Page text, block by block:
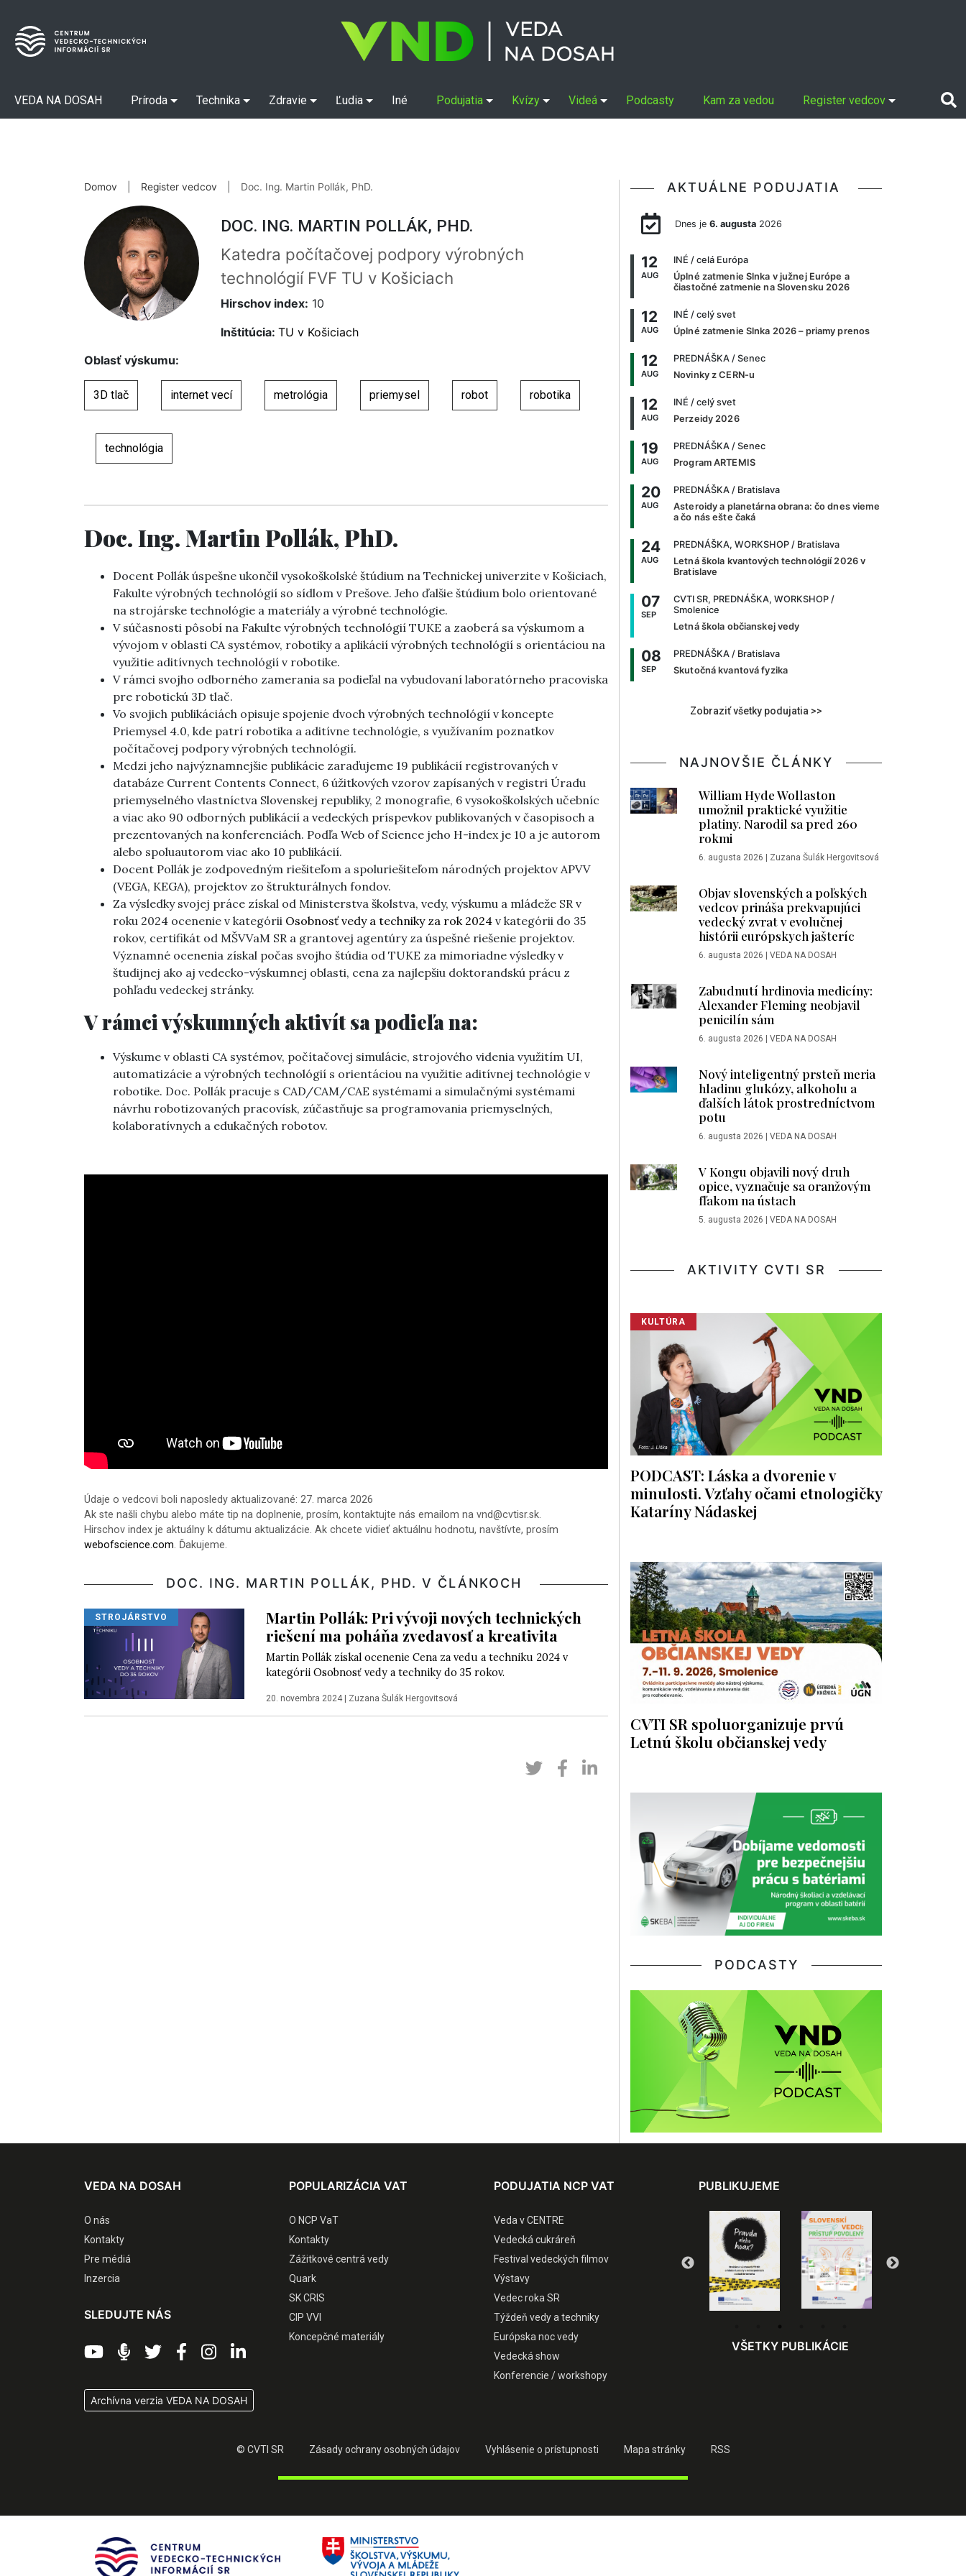
VEDA NA DOSAH Príroda Technika Zdravie Ľudia Iné Podujatia Kvízy Videá Podcasty Kam za vedou Register vedcov
Domov Register vedcov Doc. Ing. Martin Pollák, PhD.
DOC. ING. MARTIN POLLÁK, PHD.
Katedra počítačovej podpory výrobných
technológií FVF TU v Košiciach
Hirschov index: 10
Inštitúcia: TU v Košiciach
Oblasť výskumu:
3D tlač internet vecí metrológia priemysel robot robotika
technológia
Doc. Ing. Martin Pollák, PhD.
Docent Pollák úspešne ukončil vysokoškolské štúdium na Technickej univerzite v Košiciach,
Fakulte výrobných technológií so sídlom v Prešove. Jeho ďalšie štúdium bolo orientované
na strojárske technológie a materiály a výrobné technológie.
V súčasnosti pôsobí na Fakulte výrobných technológií TUKE a zaoberá sa výskumom a
vývojom v oblasti CA systémov, robotiky a aplikácií výrobných technológií s orientáciou na
využitie aditívnych technológií v robotike.
V rámci svojho odborného zamerania sa podieľal na vybudovaní laboratórneho pracoviska
pre robotickú 3D tlač.
Vo svojich publikáciách opisuje spojenie dvoch výrobných technológií v koncepte
Priemysel 4.0, kde patrí robotika a aditívne technológie, s využívaním poznatkov
počítačovej podpory výrobných technológií.
Medzi jeho najvýznamnejšie publikácie zaraďujeme 19 publikácií registrovaných v
databáze Current Contents Connect, 6 úžitkových vzorov zapísaných v registri Úradu
priemyselného vlastníctva Slovenskej republiky, 2 monografie, 6 vysokoškolských učebníc
a viac ako 90 odborných publikácií a vedeckých príspevkov publikovaných v časopisoch a
prezentovaných na konferenciách. Podľa Web of Science jeho H-index je 10 a je autorom
alebo spoluautorom viac ako 10 publikácií.
Docent Pollák je zodpovedným riešiteľom a spoluriešiteľom národných projektov APVV
(VEGA, KEGA), projektov zo štrukturálnych fondov.
Za výsledky svojej práce získal od Ministerstva školstva, vedy, výskumu a mládeže SR v
roku 2024 ocenenie v kategórii Osobnosť vedy a techniky za rok 2024 v kategórii do 35
rokov, certifikát od MŠVVaM SR a grantovej agentúry za úspešné riešenie projektov.
Významné ocenenia získal počas svojho štúdia od TUKE za mimoriadne výsledky v
študijnej ako aj vedecko-výskumnej oblasti, cena za najlepšiu doktorandskú prácu z
pohľadu vedeckej stránky.
V rámci výskumných aktivít sa podieľa na:
Výskume v oblasti CA systémov, počítačovej simulácie, strojového videnia využitím UI,
automatizácie a výrobných technológií s orientáciou na využitie aditívnej technológie v
robotike. Doc. Pollák pracuje s CAD/CAM/CAE systémami a simulačnými systémami
návrhu robotizovaných pracovísk, zúčastňuje sa programovania priemyselných,
kolaboratívnych a edukačných robotov.
Údaje o vedcovi boli naposledy aktualizované: 27. marca 2026
Ak ste našli chybu alebo máte tip na doplnenie, prosím, kontaktujte nás emailom na vnd@cvtisr.sk.
Hirschov index je aktuálny k dátumu aktualizácie. Ak chcete vidieť aktuálnu hodnotu, navštívte, prosím
webofscience.com. Ďakujeme.
DOC. ING. MARTIN POLLÁK, PHD. V ČLÁNKOCH
STROJÁRSTVO
Martin Pollák: Pri vývoji nových technických
riešení ma poháňa zvedavosť a kreativita
Martin Pollák získal ocenenie Cena za vedu a techniku 2024 v
kategórii Osobnosť vedy a techniky do 35 rokov.
20. novembra 2024 Zuzana Šulák Hergovitsová
AKTUÁLNE PODUJATIA
Dnes je 6. augusta2026
12
AUG
INÉ / celá Európa
Úplné zatmenie Slnka v južnej Európe a
čiastočné zatmenie na Slovensku 2026
12
AUG
INÉ / celý svet
Úplné zatmenie Slnka 2026 – priamy prenos
12
AUG
PREDNÁŠKA / Senec
Novinky z CERN-u
12
AUG
INÉ / celý svet
Perzeidy 2026
19
AUG
PREDNÁŠKA / Senec
Program ARTEMIS
20
AUG
PREDNÁŠKA / Bratislava
Asteroidy a planetárna obrana: čo dnes vieme
a čo nás ešte čaká
24
AUG
PREDNÁŠKA, WORKSHOP / Bratislava
Letná škola kvantových technológií 2026 v
Bratislave
07
SEP
CVTI SR, PREDNÁŠKA, WORKSHOP /
Smolenice
Letná škola občianskej vedy
08
SEP
PREDNÁŠKA / Bratislava
Skutočná kvantová fyzika
Zobraziť všetky podujatia >>
NAJNOVŠIE ČLÁNKY
William Hyde Wollaston
umožnil praktické využitie
platiny. Narodil sa pred 260
rokmi
6. augusta 2026 | Zuzana Šulák Hergovitsová
Objav slovenských a poľských
vedcov prináša prekvapujúci
vedecký zvrat v evolučnej
histórii európskych jašteríc
6. augusta 2026 | VEDA NA DOSAH
Zabudnutí hrdinovia medicíny:
Alexander Fleming neobjavil
penicilín sám
6. augusta 2026 | VEDA NA DOSAH
Nový inteligentný prsteň meria
hladinu glukózy, alkoholu a
ďalších látok prostredníctvom
potu
6. augusta 2026 | VEDA NA DOSAH
V Kongu objavili nový druh
opice, vyznačuje sa oranžovým
fľakom na ústach
5. augusta 2026 | VEDA NA DOSAH
AKTIVITY CVTI SR
KULTÚRA
PODCAST: Láska a dvorenie v
minulosti. Vzťahy očami etnologičky
Kataríny Nádaskej
CVTI SR spoluorganizuje prvú
Letnú školu občianskej vedy
PODCASTY
VEDA NA DOSAH
O nás
Kontakty
Pre médiá
Inzercia
SLEDUJTE NÁS
Archívna verzia VEDA NA DOSAH
POPULARIZÁCIA VAT
O NCP VaT
Kontakty
Zážitkové centrá vedy
Quark
SK CRIS
CIP VVI
Koncepčné materiály
PODUJATIA NCP VAT
Veda v CENTRE
Vedecká cukráreň
Festival vedeckých filmov
Výstavy
Vedec roka SR
Týždeň vedy a techniky
Európska noc vedy
Vedecká show
Konferencie / workshopy
PUBLIKUJEME
VŠETKY PUBLIKÁCIE
© CVTI SR Zásady ochrany osobných údajov Vyhlásenie o prístupnosti Mapa stránky RSS